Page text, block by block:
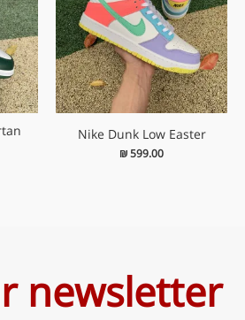
Nike Dunk Low Easter
₪599.00
newsletter